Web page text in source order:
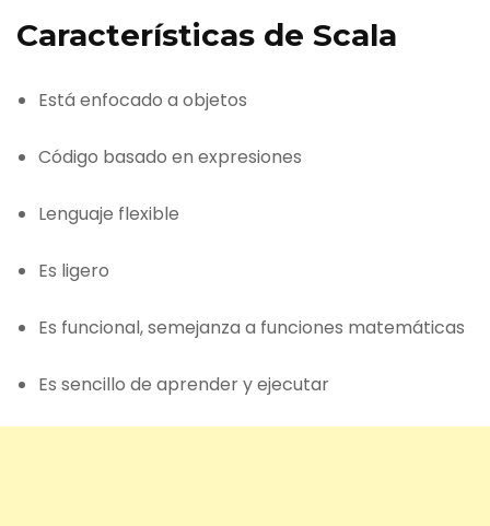
Características de Scala
Está enfocado a objetos
Código basado en expresiones
Lenguaje flexible
Es ligero
Es funcional, semejanza a funciones matemáticas
Es sencillo de aprender y ejecutar